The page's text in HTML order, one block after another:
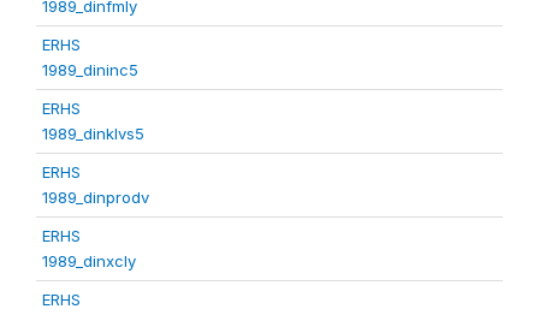
1989_dinfmly
ERHS
1989_dininc5
ERHS
1989_dinklvs5
ERHS
1989_dinprodv
ERHS
1989_dinxcly
ERHS